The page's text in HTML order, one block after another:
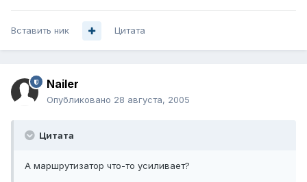
Вставить ник Цитата
Nailer
Опубликовано 28 августа, 2005
Цитата
А маршрутизатор что-то усиливает?